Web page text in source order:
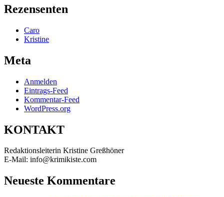
Rezensenten
Caro
Kristine
Meta
Anmelden
Eintrags-Feed
Kommentar-Feed
WordPress.org
KONTAKT
Redaktionsleiterin Kristine Greßhöner
E-Mail: info@krimikiste.com
Neueste Kommentare